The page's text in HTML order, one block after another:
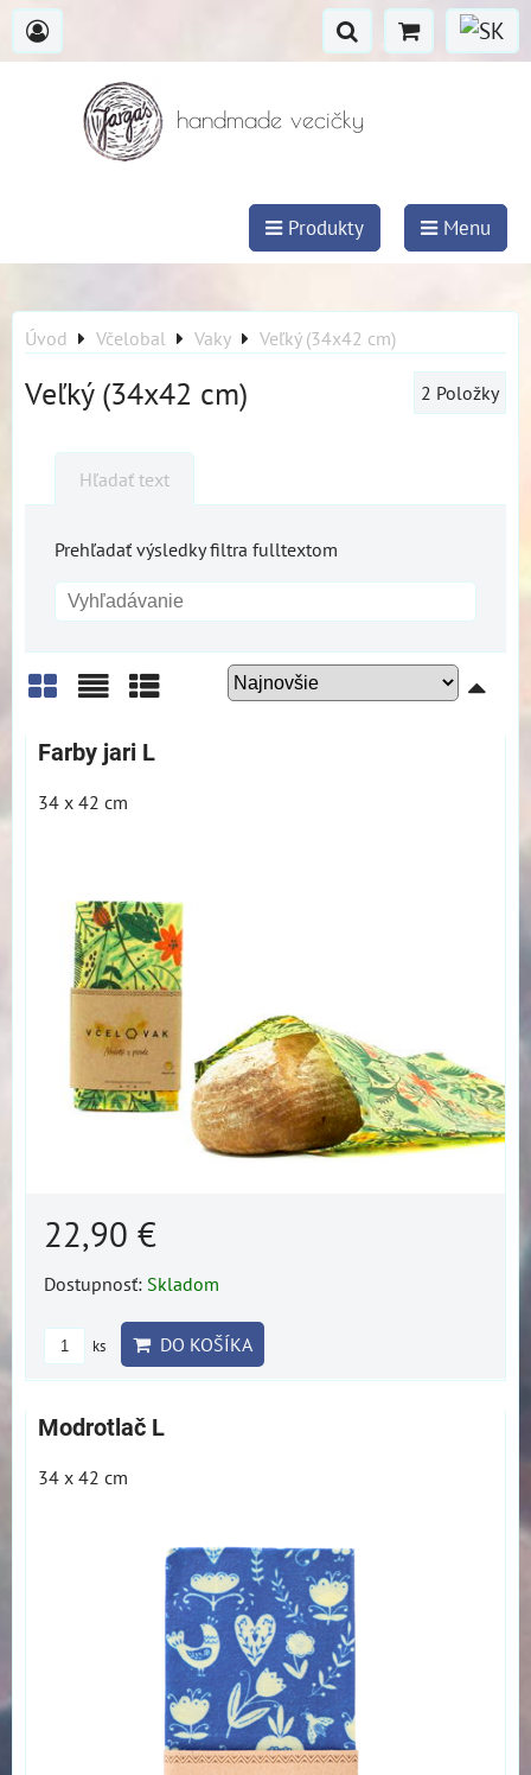
handmade vecičky
Produkty Menu
Úvod Včelobal Vaky Veľký (34x42 cm)
Veľký (34x42 cm) 2 Položky
Hľadať text
Prehľadať výsledky filtra fulltextom
Mriežka
Farby jari L
34 x 42 cm
22,90 €
Dostupnosť: Skladom
ks DO KOŠÍKA
Modrotlač L
34 x 42 cm